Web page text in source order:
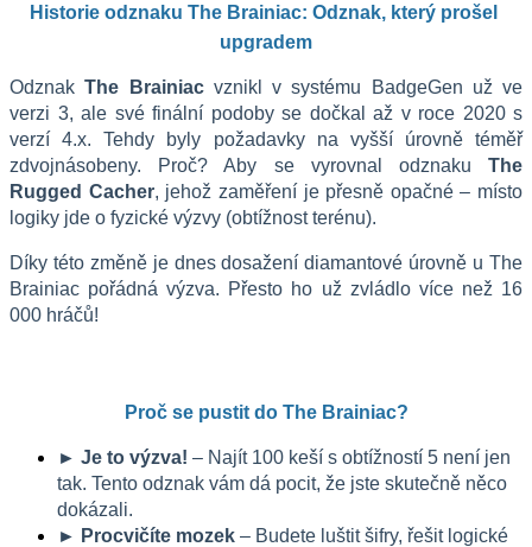
Historie odznaku The Brainiac: Odznak, který prošel
upgradem
Odznak The Brainiac vznikl v systému BadgeGen už ve
verzi 3, ale své finální podoby se dočkal až v roce 2020 s
verzí 4.x. Tehdy byly požadavky na vyšší úrovně téměř
zdvojnásobeny. Proč? Aby se vyrovnal odznaku The
Rugged Cacher, jehož zaměření je přesně opačné – místo
logiky jde o fyzické výzvy (obtížnost terénu).
Díky této změně je dnes dosažení diamantové úrovně u The
Brainiac pořádná výzva. Přesto ho už zvládlo více než 16
000 hráčů!
Proč se pustit do The Brainiac?
► Je to výzva! – Najít 100 keší s obtížností 5 není jen
tak. Tento odznak vám dá pocit, že jste skutečně něco
dokázali.
► Procvičíte mozek – Budete luštit šifry, řešit logické